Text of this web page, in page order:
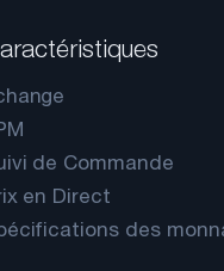
de Commande
en Direct
des